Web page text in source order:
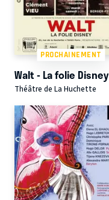
PROCHAINEMENT
Walt - La folie Disney
Théâtre de La Huchette